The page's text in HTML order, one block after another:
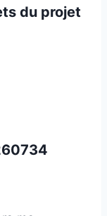
du projet